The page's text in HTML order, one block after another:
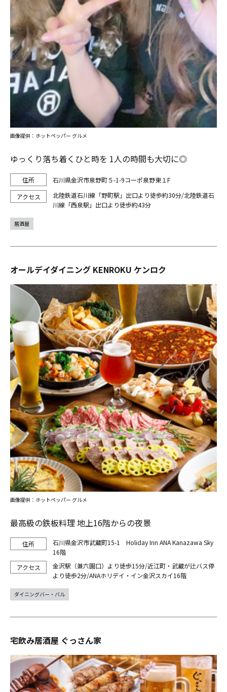
ゆっくり落ち着くひと時を 1人の時間も大切に◎
石川県金沢市泉野町５-1-9コーポ泉野東１F
北陸鉄道石川線「野町駅」出口より徒歩約30分/北陸鉄道石
川線「西泉駅」出口より徒歩約43分
画像提供：ホットペッパー グルメ
居酒屋
オールデイダイニング KENROKU ケンロク
最高級の鉄板料理 地上16階からの夜景
石川県金沢市武蔵町15-1 Holiday Inn ANA Kanazawa Sky
16階
金沢駅（兼六園口）より徒歩15分/近江町・武蔵が辻バス停
より徒歩2分/ANAホリデイ・イン金沢スカイ16階
画像提供：ホットペッパー グルメ
ダイニングバー・バル
宅飲み居酒屋 ぐっさん家